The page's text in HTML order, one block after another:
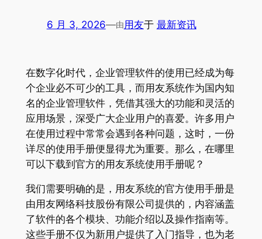
6 月 3, 2026—由用友于 最新资讯
在数字化时代，企业管理软件的使用已经成为每
个企业必不可少的工具，而用友系统作为国内知
名的企业管理软件，凭借其强大的功能和灵活的
应用场景，深受广大企业用户的喜爱。许多用户
在使用过程中常常会遇到各种问题，这时，一份
详尽的使用手册便显得尤为重要。那么，在哪里
可以下载到官方的用友系统使用手册呢？
我们需要明确的是，用友系统的官方使用手册是
由用友网络科技股份有限公司提供的，内容涵盖
了软件的各个模块、功能介绍以及操作指南等。
这些手册不仅为新用户提供了入门指导，也为老